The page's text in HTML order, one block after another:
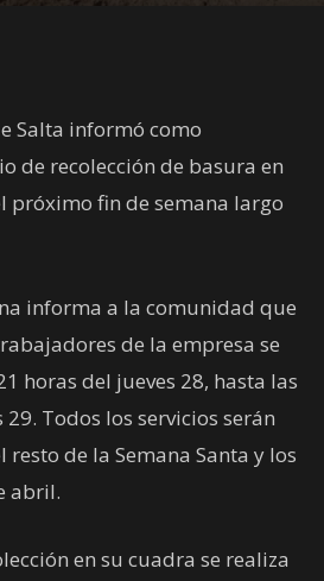
Salta informó como
de recolección de basura en
próximo fin de semana largo
informa a la comunidad que
de la empresa se
horas del jueves 28, hasta las
Todos los servicios serán
de la Semana Santa y los
abril.
en su cuadra se realiza